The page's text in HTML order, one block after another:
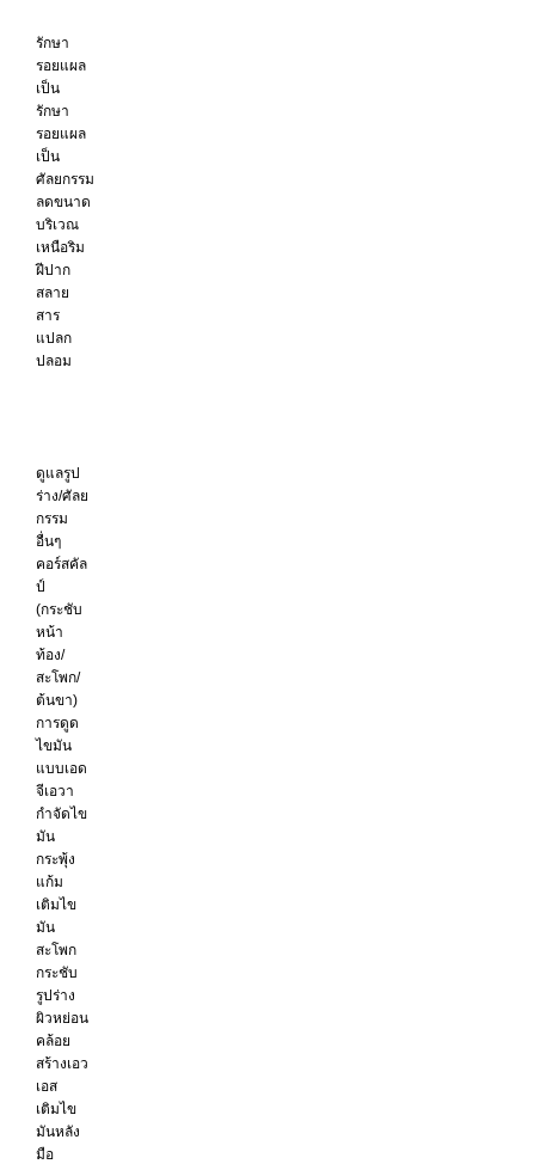
รักษา
รอยแผล
เป็น
รักษา
รอยแผล
เป็น
ศัลยกรรม
ลดขนาด
บริเวณ
เหนือริม
ฝีปาก
สลาย
สาร
แปลก
ปลอม
ดูแลรูป
ร่าง/ศัลย
กรรม
อื่นๆ
คอร์สคัล
ป์
(กระชับ
หน้า
ท้อง/
สะโพก/
ต้นขา)
การดูด
ไขมัน
แบบเอด
จีเอวา
กำจัดไข
มัน
กระพุ้ง
แก้ม
เติมไข
มัน
สะโพก
กระชับ
รูปร่าง
ผิวหย่อน
คล้อย
สร้างเอว
เอส
เติมไข
มันหลัง
มือ